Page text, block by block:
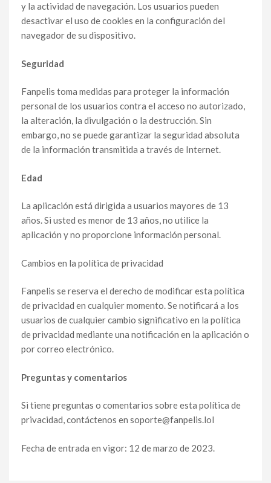
y la actividad de navegación. Los usuarios pueden
desactivar el uso de cookies en la configuración del
navegador de su dispositivo.
Seguridad
Fanpelis toma medidas para proteger la información
personal de los usuarios contra el acceso no autorizado,
la alteración, la divulgación o la destrucción. Sin
embargo, no se puede garantizar la seguridad absoluta
de la información transmitida a través de Internet.
Edad
La aplicación está dirigida a usuarios mayores de 13
años. Si usted es menor de 13 años, no utilice la
aplicación y no proporcione información personal.
Cambios en la política de privacidad
Fanpelis se reserva el derecho de modificar esta política
de privacidad en cualquier momento. Se notificará a los
usuarios de cualquier cambio significativo en la política
de privacidad mediante una notificación en la aplicación o
por correo electrónico.
Preguntas y comentarios
Si tiene preguntas o comentarios sobre esta política de
privacidad, contáctenos en soporte@fanpelis.lol
Fecha de entrada en vigor: 12 de marzo de 2023.